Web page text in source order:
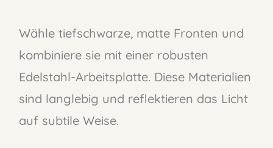
Wähle tiefschwarze, matte Fronten und
kombiniere sie mit einer robusten
Edelstahl-Arbeitsplatte. Diese Materialien
sind langlebig und reflektieren das Licht
auf subtile Weise.